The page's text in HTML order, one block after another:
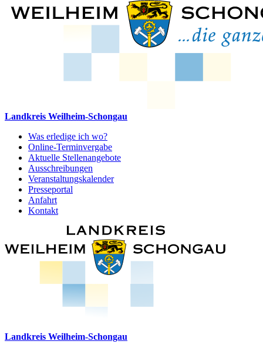
Landkreis Weilheim-Schongau
Was erledige ich wo?
Online-Terminvergabe
Aktuelle Stellenangebote
Ausschreibungen
Veranstaltungskalender
Presseportal
Anfahrt
Kontakt
Landkreis Weilheim-Schongau